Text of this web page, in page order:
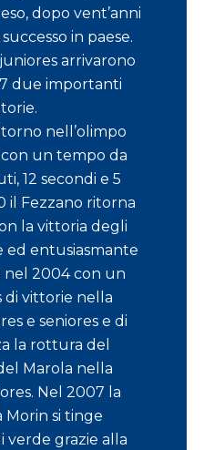
dopo vent’anni
in paese.
arrivarono
due importanti
nell’olimpo
con un tempo da
12 secondi e 5
il Fezzano ritorna
la vittoria degli
ed entusiasmante
nel 2004 con un
di vittorie nella
e seniores e di
la rottura del
Marola nella
Nel 2007 la
Morin si tinge
verde grazie alla